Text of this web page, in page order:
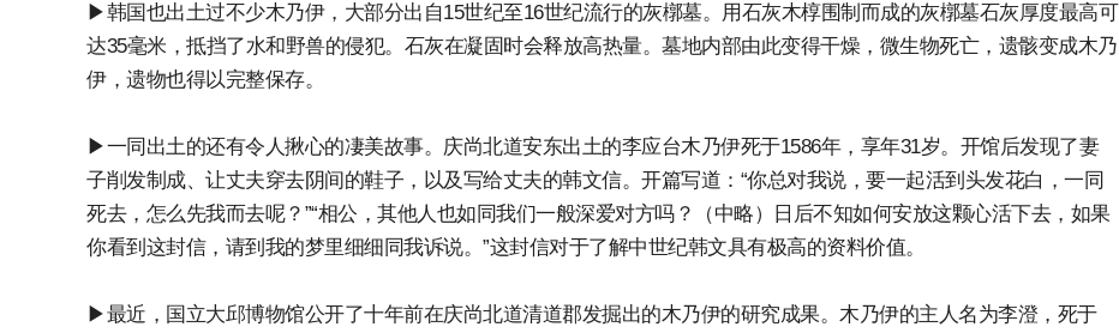
▶韩国也出土过不少木乃伊，大部分出自15世纪至16世纪流行的灰槨墓。用石灰木椁围制而成的灰槨墓石灰厚度最高可
达35毫米，抵挡了水和野兽的侵犯。石灰在凝固时会释放高热量。墓地内部由此变得干燥，微生物死亡，遗骸变成木乃
伊，遗物也得以完整保存。
▶一同出土的还有令人揪心的凄美故事。庆尚北道安东出土的李应台木乃伊死于1586年，享年31岁。开馆后发现了妻
子削发制成、让丈夫穿去阴间的鞋子，以及写给丈夫的韩文信。开篇写道：“你总对我说，要一起活到头发花白，一同
死去，怎么先我而去呢？”“相公，其他人也如同我们一般深爱对方吗？（中略）日后不知如何安放这颗心活下去，如果
你看到这封信，请到我的梦里细细同我诉说。”这封信对于了解中世纪韩文具有极高的资料价值。
▶最近，国立大邱博物馆公开了十年前在庆尚北道清道郡发掘出的木乃伊的研究成果。木乃伊的主人名为李澄，死于